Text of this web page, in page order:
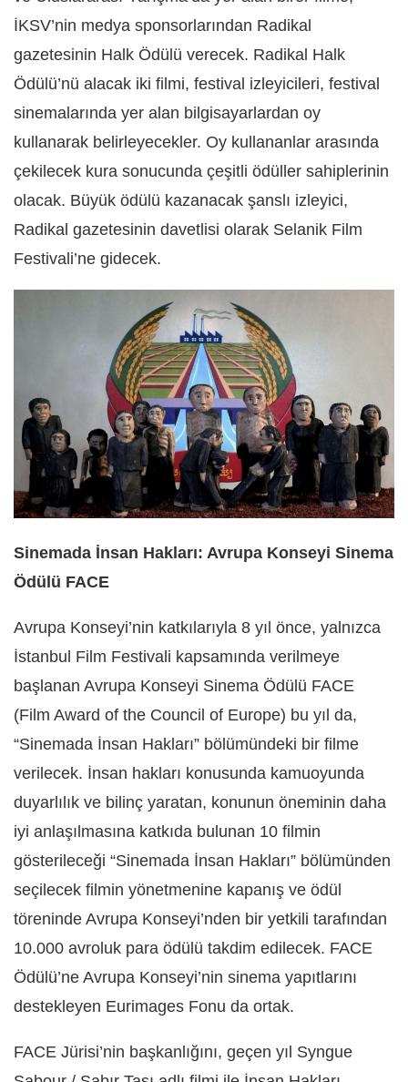
İKSV’nin medya sponsorlarından Radikal
gazetesinin Halk Ödülü verecek. Radikal Halk
Ödülü’nü alacak iki filmi, festival izleyicileri, festival
sinemalarında yer alan bilgisayarlardan oy
kullanarak belirleyecekler. Oy kullananlar arasında
çekilecek kura sonucunda çeşitli ödüller sahiplerinin
olacak. Büyük ödülü kazanacak şanslı izleyici,
Radikal gazetesinin davetlisi olarak Selanik Film
Festivali’ne gidecek.
Sinemada İnsan Hakları: Avrupa Konseyi Sinema
Ödülü FACE
Avrupa Konseyi’nin katkılarıyla 8 yıl önce, yalnızca
İstanbul Film Festivali kapsamında verilmeye
başlanan Avrupa Konseyi Sinema Ödülü FACE
(Film Award of the Council of Europe) bu yıl da,
“Sinemada İnsan Hakları” bölümündeki bir filme
verilecek. İnsan hakları konusunda kamuoyunda
duyarlılık ve bilinç yaratan, konunun öneminin daha
iyi anlaşılmasına katkıda bulunan 10 filmin
gösterileceği “Sinemada İnsan Hakları” bölümünden
seçilecek filmin yönetmenine kapanış ve ödül
töreninde Avrupa Konseyi’nden bir yetkili tarafından
10.000 avroluk para ödülü takdim edilecek. FACE
Ödülü’ne Avrupa Konseyi’nin sinema yapıtlarını
destekleyen Eurimages Fonu da ortak.
FACE Jürisi’nin başkanlığını, geçen yıl Syngue